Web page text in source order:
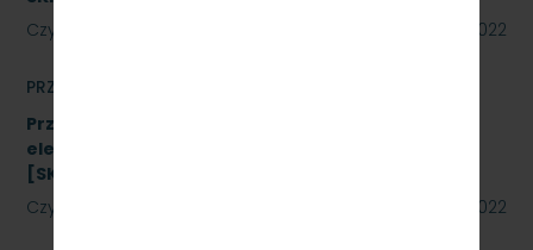
Czytaj dalej
02 września 2022
PRZETARGI
Przetarg nieograniczony na zakup energii
elektrycznej nietrakcyjnej na rok 2023
[SKMMU.086.48.22]
Czytaj dalej
02 września 2022